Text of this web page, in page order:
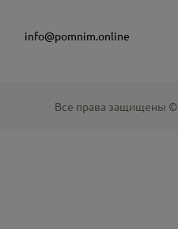
info@pomnim.online
Все права защищены ©